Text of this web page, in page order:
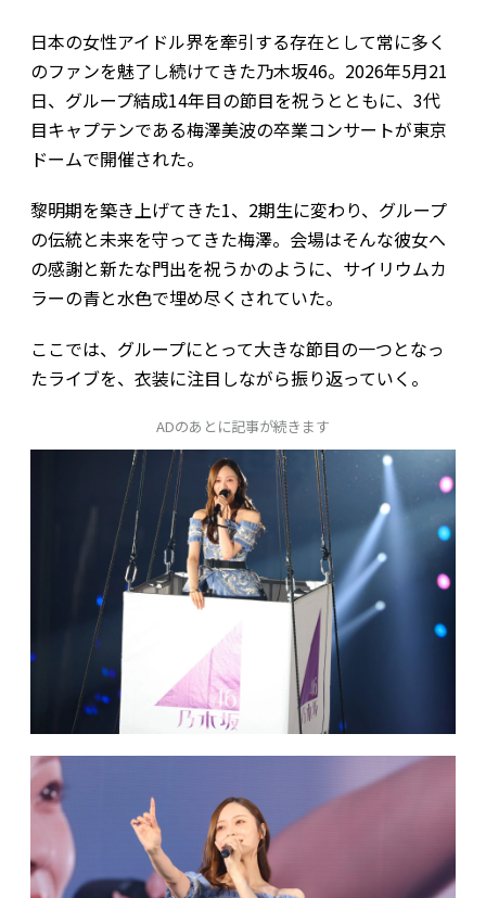
日本の女性アイドル界を牽引する存在として常に多く
のファンを魅了し続けてきた乃木坂46。2026年5月21
日、グループ結成14年目の節目を祝うとともに、3代
目キャプテンである梅澤美波の卒業コンサートが東京
ドームで開催された。
黎明期を築き上げてきた1、2期生に変わり、グループ
の伝統と未来を守ってきた梅澤。会場はそんな彼女へ
の感謝と新たな門出を祝うかのように、サイリウムカ
ラーの青と水色で埋め尽くされていた。
ここでは、グループにとって大きな節目の一つとなっ
たライブを、衣装に注目しながら振り返っていく。
ADのあとに記事が続きます